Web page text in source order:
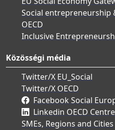
Social entrepreneurship
OECD
Inclusive
Közösségi média
Twitter/X EU_Social
Twitter/X OECD
Facebook Social
Linkedin OECD
SMEs, Regions and Cities